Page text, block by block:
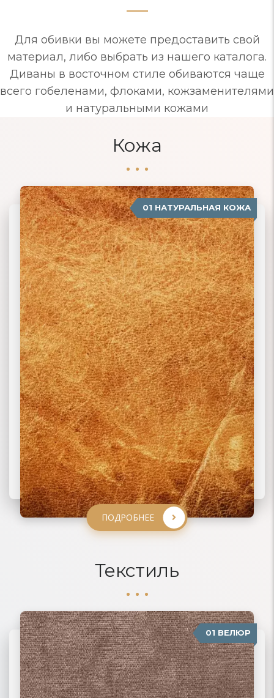
Для обивки вы можете предоставить свой
материал, либо выбрать из нашего каталога.
Диваны в восточном стиле обиваются чаще
всего гобеленами, флоками, кожзаменителями
и натуральными кожами
Кожа
04 ЗАМША
ПОДРОБНЕЕ
01 НАТУРАЛЬНАЯ КОЖА
ПОДРОБНЕЕ
02 ЭКОКОЖА
ПОДРОБНЕЕ
03 ИСКУССТВЕННАЯ КОЖА
ПОДРОБНЕЕ
Текстиль
06 ЖАККАРД 01 ВЕЛЮР
02 РОГОЖКА
03 ФЛОК